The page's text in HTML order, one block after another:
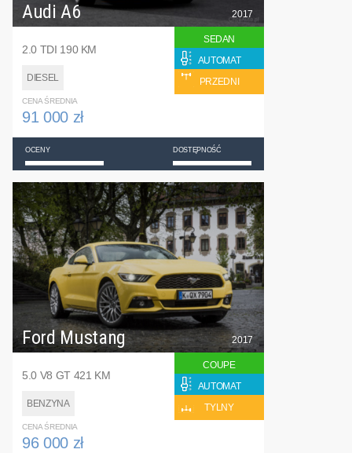
Audi A6
2.0 TDI 190 KM
DIESEL
2017
SEDAN
AUTOMAT
PRZEDNI
CENA ŚREDNIA
91 000 zł
OCENY DOSTĘPNOŚĆ
Ford Mustang
5.0 V8 GT 421 KM
BENZYNA
2017
COUPE
AUTOMAT
TYLNY
CENA ŚREDNIA
96 000 zł